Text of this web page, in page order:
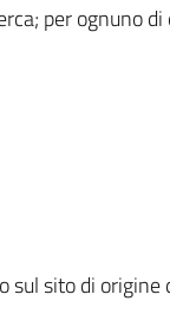
per ognuno
sito di